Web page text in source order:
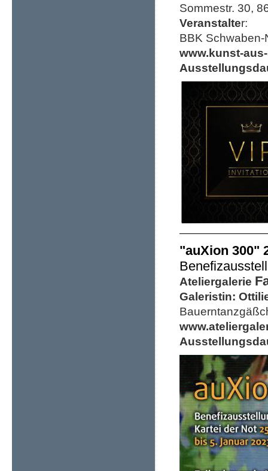
Sommestr. 30,
Veranstalter:
BBK Schwaben-
www.kunst-
"auXion 300"
Ateliergalerie
Galeristin: